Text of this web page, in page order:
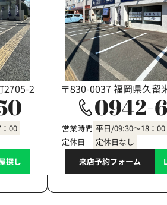
2705-2
00
探し
〒830-0037 福岡県久留
0942-
営業時間 平日/09:30～18：
定休日
定休日なし
来店予約フォーム